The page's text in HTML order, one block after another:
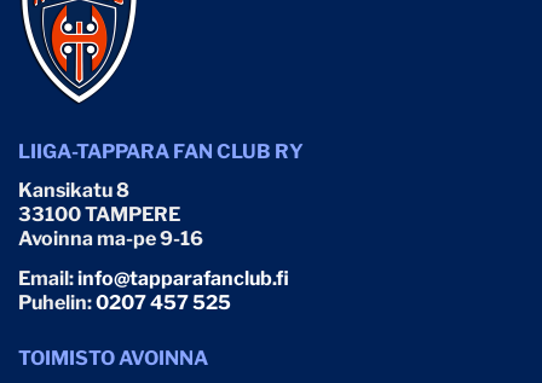
LIIGA-TAPPARA FAN CLUB RY
Kansikatu 8
33100 TAMPERE
Avoinna ma-pe 9-16
Email:info@tapparafanclub.fi
Puhelin:0207 457 525
TOIMISTO AVOINNA